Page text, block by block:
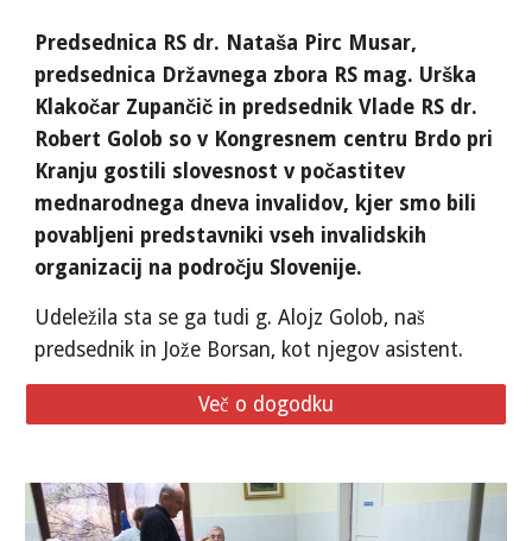
Predsednica RS dr. Nataša Pirc Musar,
predsednica Državnega zbora RS mag. Urška
Klakočar Zupančič in predsednik Vlade RS dr.
Robert Golob so v Kongresnem centru Brdo pri
Kranju gostili slovesnost v počastitev
mednarodnega dneva invalidov, kjer smo bili
povabljeni predstavniki vseh invalidskih
organizacij na področju Slovenije.
Udeležila sta se ga tudi g. Alojz Golob, naš
predsednik in Jože Borsan, kot njegov asistent.
Več o dogodku